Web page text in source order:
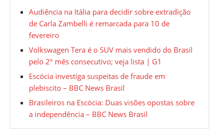
Audiência na Itália para decidir sobre extradição
de Carla Zambelli é remarcada para 10 de
fevereiro
Volkswagen Tera é o SUV mais vendido do Brasil
pelo 2º mês consecutivo; veja lista | G1
Escócia investiga suspeitas de fraude em
plebiscito – BBC News Brasil
Brasileiros na Escócia: Duas visões opostas sobre
a independência – BBC News Brasil